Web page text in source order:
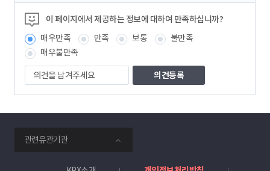
츠
정
보
책
임
자
이 페이지에서 제공하는 정보에 대하여 만족하십니까?
매우만족
만족 보통
불만족
매우불만족
의
견
을
겨
주
세
요
관련유관기관